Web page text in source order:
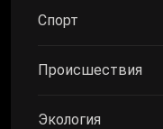
Спорт
Происшествия
Экология